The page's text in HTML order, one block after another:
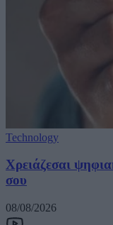
Technology
Χρειάζεσαι
σου
08/08/2026